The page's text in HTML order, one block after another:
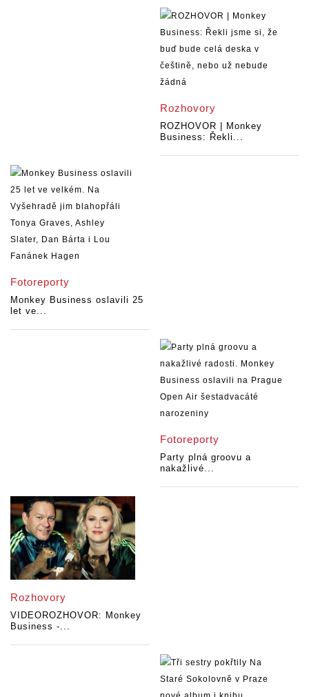
Rozhovory
ROZHOVOR | Monkey
Business: Řekli...
Fotoreporty
Monkey Business oslavili 25
let ve...
Fotoreporty
Party plná groovu a
nakažlivé...
Rozhovory
VIDEOROZHOVOR: Monkey
Business -...